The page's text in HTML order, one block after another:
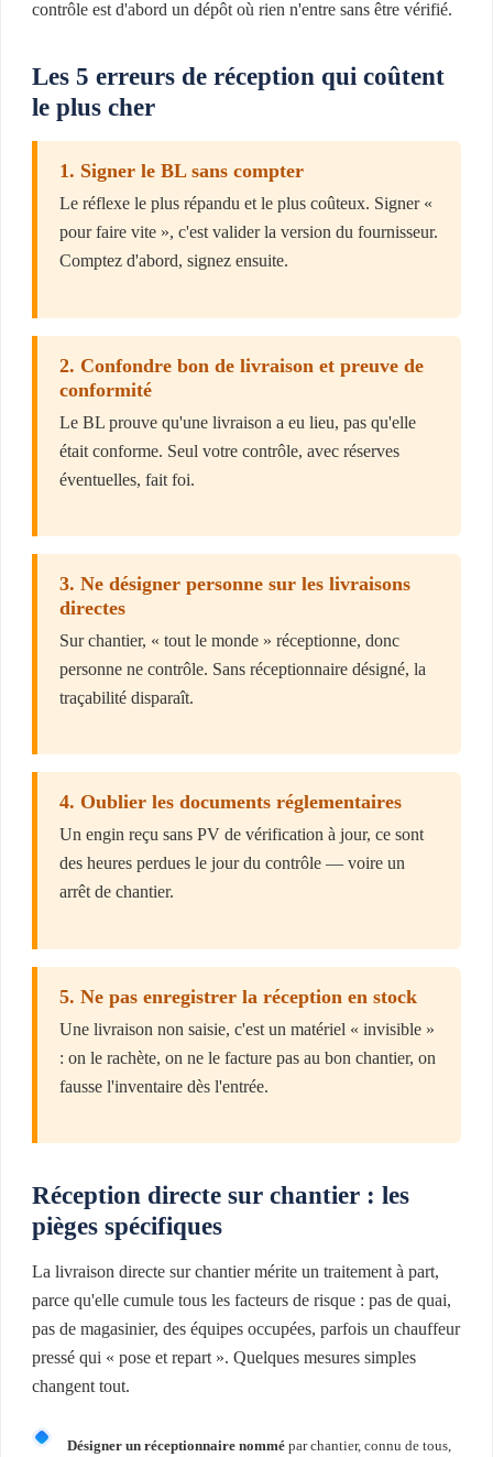
contrôle est d'abord un dépôt où rien n'entre sans être vérifié.
Les 5 erreurs de réception qui coûtent
le plus cher
1. Signer le BL sans compter
Le réflexe le plus répandu et le plus coûteux. Signer «
pour faire vite », c'est valider la version du fournisseur.
Comptez d'abord, signez ensuite.
2. Confondre bon de livraison et preuve de
conformité
Le BL prouve qu'une livraison a eu lieu, pas qu'elle
était conforme. Seul votre contrôle, avec réserves
éventuelles, fait foi.
3. Ne désigner personne sur les livraisons
directes
Sur chantier, « tout le monde » réceptionne, donc
personne ne contrôle. Sans réceptionnaire désigné, la
traçabilité disparaît.
4. Oublier les documents réglementaires
Un engin reçu sans PV de vérification à jour, ce sont
des heures perdues le jour du contrôle — voire un
arrêt de chantier.
5. Ne pas enregistrer la réception en stock
Une livraison non saisie, c'est un matériel « invisible »
: on le rachète, on ne le facture pas au bon chantier, on
fausse l'inventaire dès l'entrée.
Réception directe sur chantier : les
pièges spécifiques
La livraison directe sur chantier mérite un traitement à part,
parce qu'elle cumule tous les facteurs de risque : pas de quai,
pas de magasinier, des équipes occupées, parfois un chauffeur
pressé qui « pose et repart ». Quelques mesures simples
changent tout.
Désigner un réceptionnaire nommé par chantier, connu de tous,